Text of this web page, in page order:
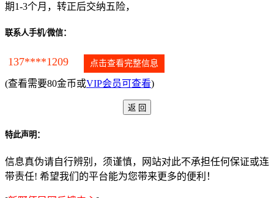
期1-3个月，转正后交纳五险，
联系人手机/微信：
137****1209 点击查看完整信息
(查看需要80金币或VIP会员可查看)
特此声明：
信息真伪请自行辨别，须谨慎，网站对此不承担任何保证或连
带责任! 希望我们的平台能为您带来更多的便利！